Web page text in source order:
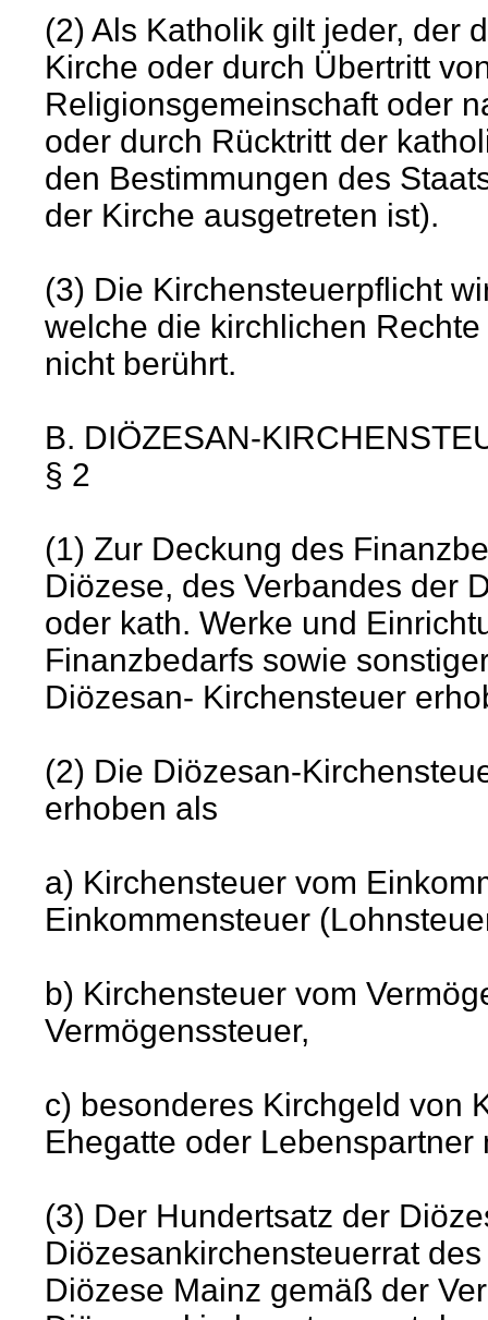
(2) Als Katholik gilt jeder, der
Kirche oder durch Übertritt
Religionsgemeinschaft oder
oder durch Rücktritt der
den Bestimmungen des
der Kirche ausgetreten ist).
(3) Die Kirchensteuerpflicht
welche die kirchlichen
nicht berührt.
B. DIÖZESAN-
§ 2
(1) Zur Deckung des
Diözese, des Verbandes der
oder kath. Werke und
Finanzbedarfs sowie
Diözesan- Kirchensteuer
(2) Die Diözesan-
erhoben als
a) Kirchensteuer vom
Einkommensteuer
b) Kirchensteuer vom
Vermögenssteuer,
c) besonderes Kirchgeld von
Ehegatte oder
(3) Der Hundertsatz der
Diözesankirchensteuerrat
Diözese Mainz gemäß der